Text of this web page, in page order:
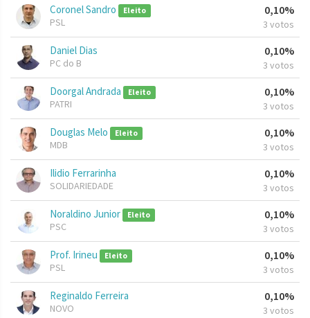
Coronel Sandro Eleito
PSL
0,10%
3 votos
Daniel Dias
PC do B
0,10%
3 votos
Doorgal Andrada Eleito
PATRI
0,10%
3 votos
Douglas Melo Eleito
MDB
0,10%
3 votos
Ilidio Ferrarinha
SOLIDARIEDADE
0,10%
3 votos
Noraldino Junior Eleito
PSC
0,10%
3 votos
Prof. Irineu Eleito
PSL
0,10%
3 votos
Reginaldo Ferreira
NOVO
0,10%
3 votos